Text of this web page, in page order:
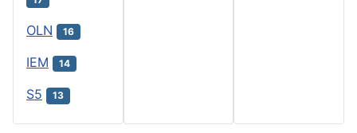
OLN 16
IEM 14
S5 13